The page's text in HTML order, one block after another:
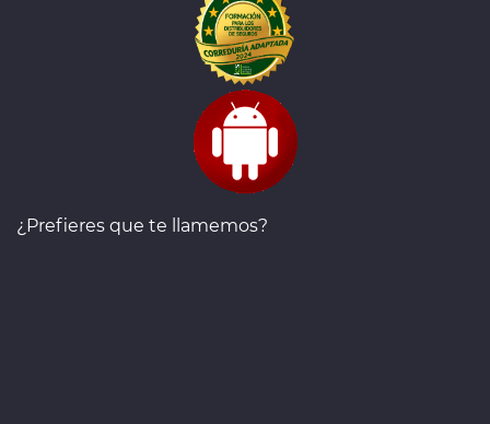
¿Prefieres que te llamemos?